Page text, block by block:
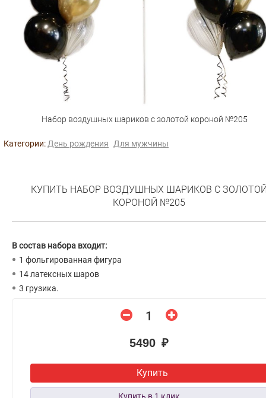
Набор воздушных шариков с золотой короной №205
Категории: День рождения Для мужчины
КУПИТЬ НАБОР ВОЗДУШНЫХ ШАРИКОВ С
КОРОНОЙ №205
В состав набора входит:
1 фольгированная фигура
14 латексных шаров
3 грузика.
5490 ₽
Купить